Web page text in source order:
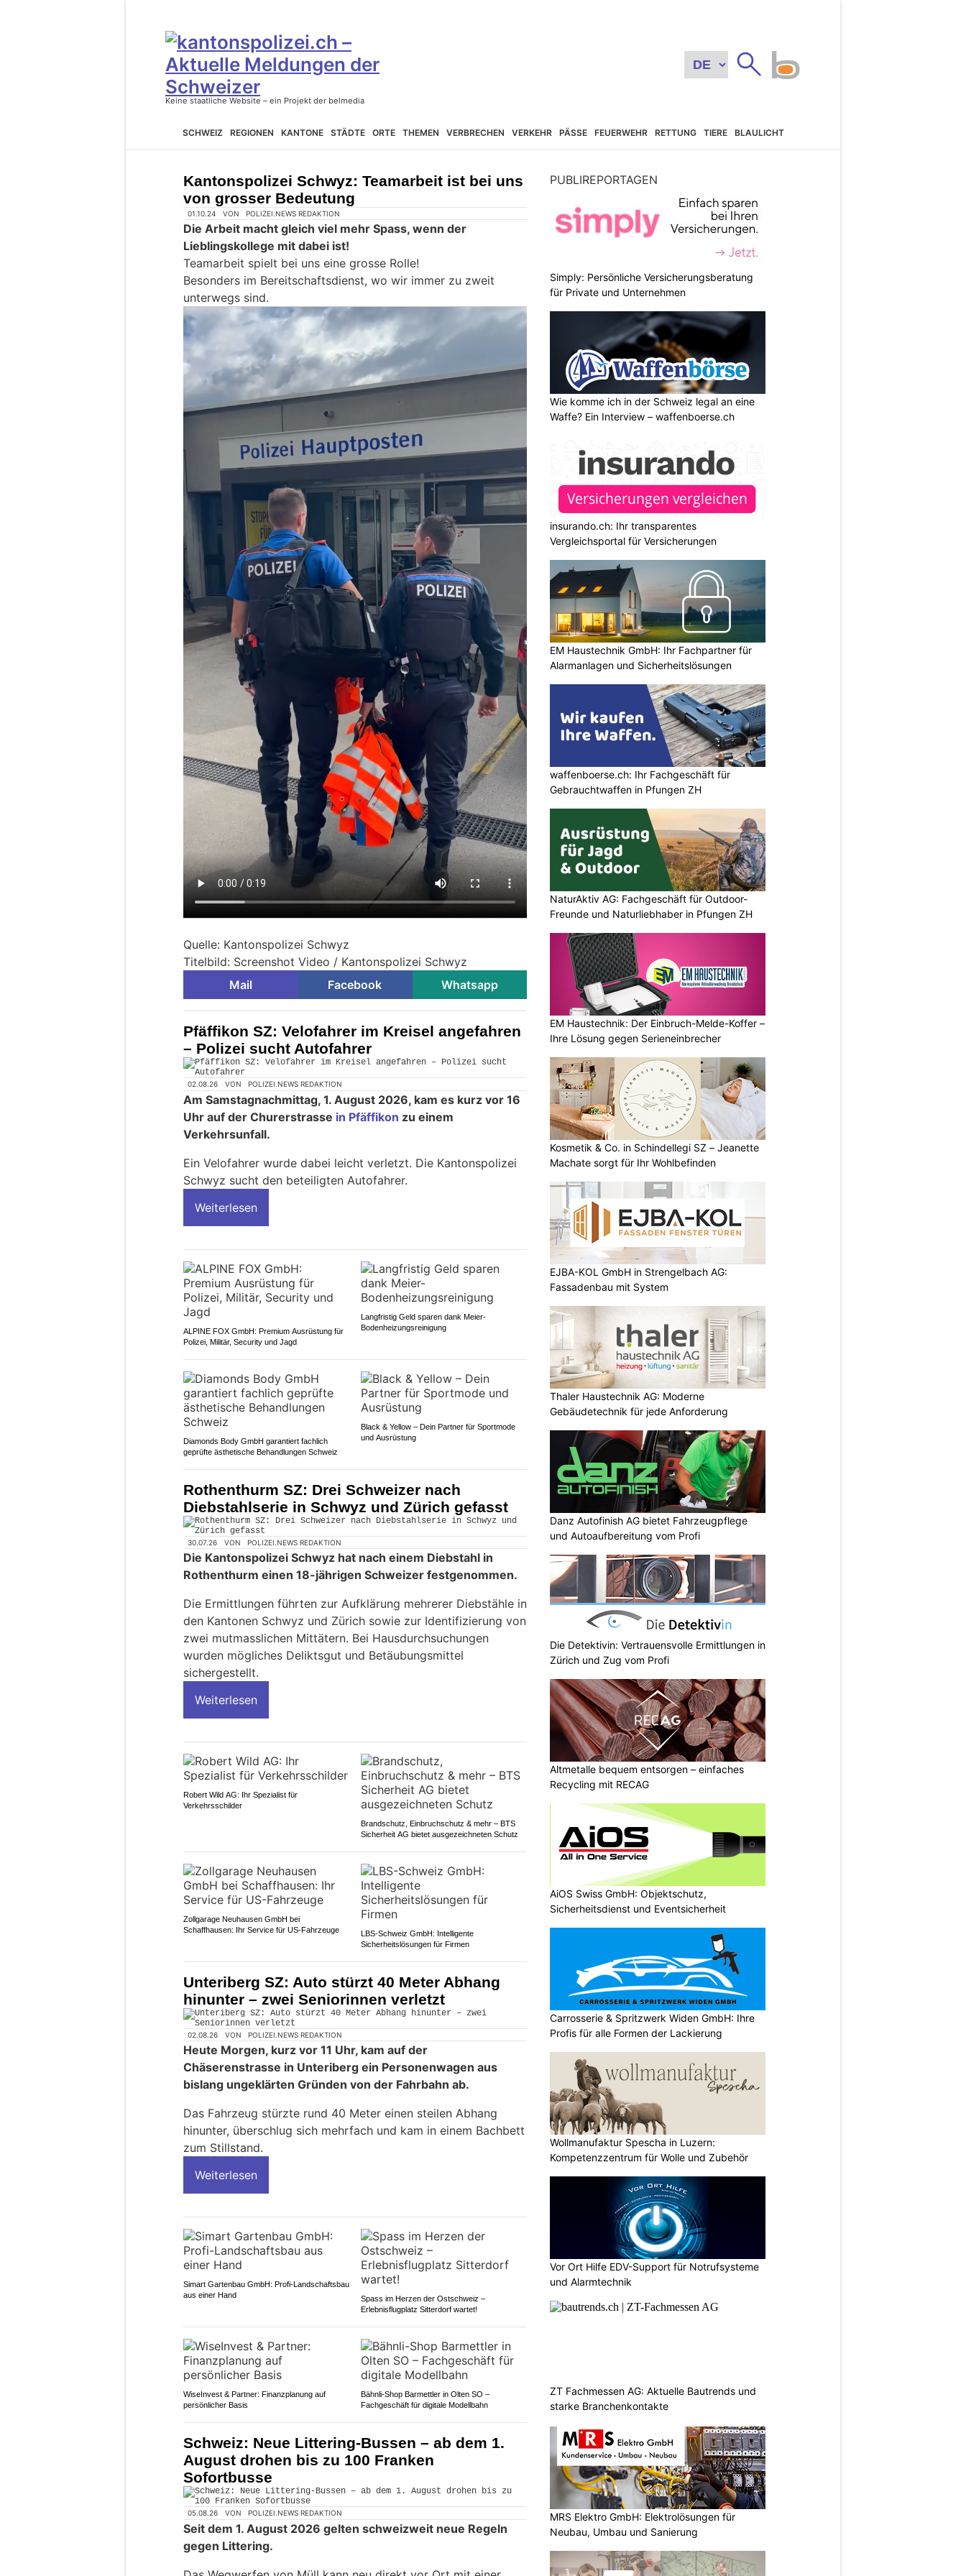
SCHWEIZ REGIONEN KANTONE STÄDTE ORTE THEMEN VERBRECHEN VERKEHR PÄSSE FEUERWEHR RETTUNG TIERE BLAULICHT
Kantonspolizei Schwyz: Teamarbeit ist bei uns
von grosser Bedeutung
01.10.24 VON POLIZEI.NEWS REDAKTION
Die Arbeit macht gleich viel mehr Spass, wenn der
Lieblingskollege mit dabei ist!
Teamarbeit spielt bei uns eine grosse Rolle!
Besonders im Bereitschaftsdienst, wo wir immer zu zweit
unterwegs sind.
Quelle: Kantonspolizei Schwyz
Titelbild: Screenshot Video / Kantonspolizei Schwyz
Mail
Facebook Whatsapp
Pfäffikon SZ: Velofahrer im Kreisel angefahren
– Polizei sucht Autofahrer
02.08.26 VON POLIZEI.NEWS REDAKTION
Am Samstagnachmittag, 1. August 2026, kam es kurz vor 16
Uhr auf der Churerstrasse in Pfäffikon zu einem
Verkehrsunfall.
Ein Velofahrer wurde dabei leicht verletzt. Die Kantonspolizei
Schwyz sucht den beteiligten Autofahrer.
Weiterlesen
ALPINE FOX GmbH: Premium Ausrüstung für
Polizei, Militär, Security und Jagd
Langfristig Geld sparen dank Meier-
Bodenheizungsreinigung
Diamonds Body GmbH garantiert fachlich
geprüfte ästhetische Behandlungen Schweiz
Black & Yellow – Dein Partner für Sportmode
und Ausrüstung
Rothenthurm SZ: Drei Schweizer nach
Diebstahlserie in Schwyz und Zürich gefasst
30.07.26 VON POLIZEI.NEWS REDAKTION
Die Kantonspolizei Schwyz hat nach einem Diebstahl in
Rothenthurm einen 18-jährigen Schweizer festgenommen.
Die Ermittlungen führten zur Aufklärung mehrerer Diebstähle in
den Kantonen Schwyz und Zürich sowie zur Identifizierung von
zwei mutmasslichen Mittätern. Bei Hausdurchsuchungen
wurden mögliches Deliktsgut und Betäubungsmittel
sichergestellt.
Weiterlesen
Robert Wild AG: Ihr Spezialist für
Verkehrsschilder
Brandschutz, Einbruchschutz & mehr – BTS
Sicherheit AG bietet ausgezeichneten Schutz
Zollgarage Neuhausen GmbH bei
Schaffhausen: Ihr Service für US-Fahrzeuge
LBS-Schweiz GmbH: Intelligente
Sicherheitslösungen für Firmen
Unteriberg SZ: Auto stürzt 40 Meter Abhang
hinunter – zwei Seniorinnen verletzt
02.08.26 VON POLIZEI.NEWS REDAKTION
Heute Morgen, kurz vor 11 Uhr, kam auf der
Chäserenstrasse in Unteriberg ein Personenwagen aus
bislang ungeklärten Gründen von der Fahrbahn ab.
Das Fahrzeug stürzte rund 40 Meter einen steilen Abhang
hinunter, überschlug sich mehrfach und kam in einem Bachbett
zum Stillstand.
Weiterlesen
Simart Gartenbau GmbH: Profi-Landschaftsbau
aus einer Hand
Spass im Herzen der Ostschweiz –
Erlebnisflugplatz Sitterdorf wartet!
WiseInvest & Partner: Finanzplanung auf
persönlicher Basis
Bähnli-Shop Barmettler in Olten SO –
Fachgeschäft für digitale Modellbahn
Schweiz: Neue Littering-Bussen – ab dem 1.
August drohen bis zu 100 Franken
Sofortbusse
05.08.26 VON POLIZEI.NEWS REDAKTION
Seit dem 1. August 2026 gelten schweizweit neue Regeln
gegen Littering.
PUBLIREPORTAGEN
Simply: Persönliche Versicherungsberatung
für Private und Unternehmen
Wie komme ich in der Schweiz legal an eine
Waffe? Ein Interview – waffenboerse.ch
insurando.ch: Ihr transparentes
Vergleichsportal für Versicherungen
EM Haustechnik GmbH: Ihr Fachpartner für
Alarmanlagen und Sicherheitslösungen
waffenboerse.ch: Ihr Fachgeschäft für
Gebrauchtwaffen in Pfungen ZH
NaturAktiv AG: Fachgeschäft für Outdoor-
Freunde und Naturliebhaber in Pfungen ZH
EM Haustechnik: Der Einbruch-Melde-Koffer –
Ihre Lösung gegen Serieneinbrecher
Kosmetik & Co. in Schindellegi SZ – Jeanette
Machate sorgt für Ihr Wohlbefinden
EJBA-KOL GmbH in Strengelbach AG:
Fassadenbau mit System
Thaler Haustechnik AG: Moderne
Gebäudetechnik für jede Anforderung
Danz Autofinish AG bietet Fahrzeugpflege
und Autoaufbereitung vom Profi
Die Detektivin: Vertrauensvolle Ermittlungen in
Zürich und Zug vom Profi
Altmetalle bequem entsorgen – einfaches
Recycling mit RECAG
AiOS Swiss GmbH: Objektschutz,
Sicherheitsdienst und Eventsicherheit
Carrosserie & Spritzwerk Widen GmbH: Ihre
Profis für alle Formen der Lackierung
Wollmanufaktur Spescha in Luzern:
Kompetenzzentrum für Wolle und Zubehör
Vor Ort Hilfe EDV-Support für Notrufsysteme
und Alarmtechnik
ZT Fachmessen AG: Aktuelle Bautrends und
starke Branchenkontakte
MRS Elektro GmbH: Elektrolösungen für
Neubau, Umbau und Sanierung